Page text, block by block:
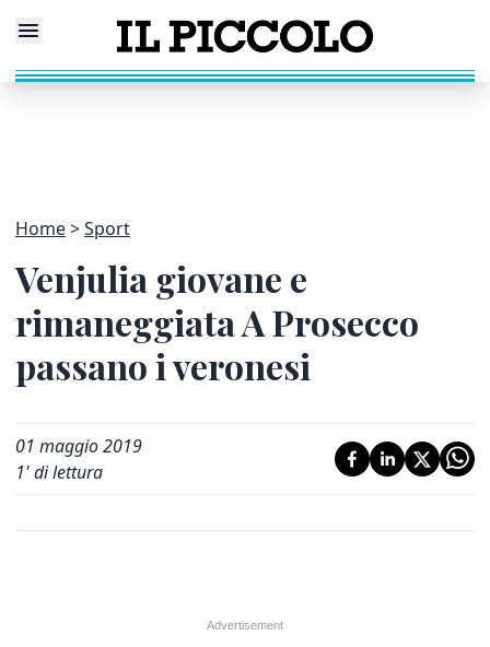
Home Sport
Venjulia giovane e
rimaneggiata A Prosecco
passano i veronesi
01 maggio 2019
1' di lettura